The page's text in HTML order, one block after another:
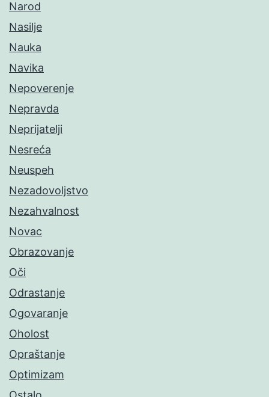
Narod
Nasilje
Nauka
Navika
Nepoverenje
Nepravda
Neprijatelji
Nesreća
Neuspeh
Nezadovoljstvo
Nezahvalnost
Novac
Obrazovanje
Oči
Odrastanje
Ogovaranje
Oholost
Opraštanje
Optimizam